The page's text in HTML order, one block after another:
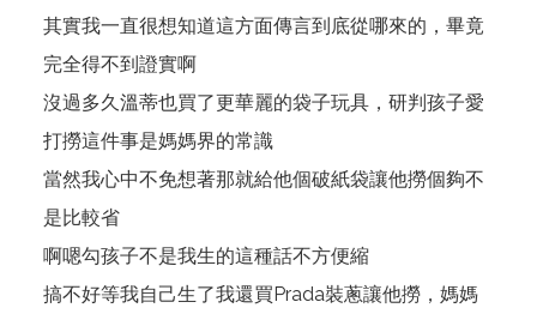
其實我一直很想知道這方面傳言到底從哪來的，畢竟
完全得不到證實啊
沒過多久溫蒂也買了更華麗的袋子玩具，研判孩子愛
打撈這件事是媽媽界的常識
當然我心中不免想著那就給他個破紙袋讓他撈個夠不
是比較省
啊嗯勾孩子不是我生的這種話不方便縮
搞不好等我自己生了我還買Prada裝蔥讓他撈，媽媽